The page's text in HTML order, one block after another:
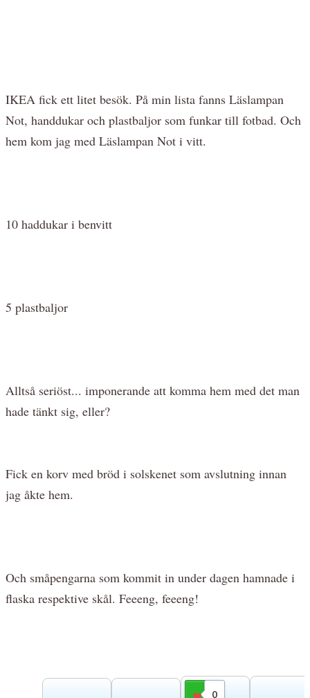
IKEA fick ett litet besök. På min lista fanns Läslampan
Not, handdukar och plastbaljor som funkar till fotbad. Och
hem kom jag med Läslampan Not i vitt.
10 haddukar i benvitt
5 plastbaljor
Alltså seriöst... imponerande att komma hem med det man
hade tänkt sig, eller?
Fick en korv med bröd i solskenet som avslutning innan
jag åkte hem.
Och småpengarna som kommit in under dagen hamnade i
flaska respektive skål. Feeeng, feeeng!
0